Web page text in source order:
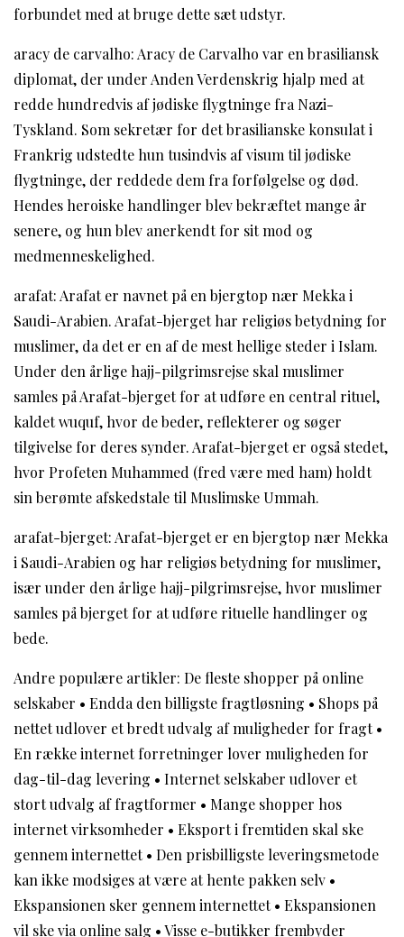
forbundet med at bruge dette sæt udstyr.
aracy de carvalho: Aracy de Carvalho var en brasiliansk
diplomat, der under Anden Verdenskrig hjalp med at
redde hundredvis af jødiske flygtninge fra Nazi-
Tyskland. Som sekretær for det brasilianske konsulat i
Frankrig udstedte hun tusindvis af visum til jødiske
flygtninge, der reddede dem fra forfølgelse og død.
Hendes heroiske handlinger blev bekræftet mange år
senere, og hun blev anerkendt for sit mod og
medmenneskelighed.
arafat: Arafat er navnet på en bjergtop nær Mekka i
Saudi-Arabien. Arafat-bjerget har religiøs betydning for
muslimer, da det er en af ​​de mest hellige steder i Islam.
Under den årlige hajj-pilgrimsrejse skal muslimer
samles på Arafat-bjerget for at udføre en central rituel,
kaldet wuquf, hvor de beder, reflekterer og søger
tilgivelse for deres synder. Arafat-bjerget er også stedet,
hvor Profeten Muhammed (fred være med ham) holdt
sin berømte afskedstale til Muslimske Ummah.
arafat-bjerget: Arafat-bjerget er en bjergtop nær Mekka
i Saudi-Arabien og har religiøs betydning for muslimer,
især under den årlige hajj-pilgrimsrejse, hvor muslimer
samles på bjerget for at udføre rituelle handlinger og
bede.
Andre populære artikler: De fleste shopper på online
selskaber • Endda den billigste fragtløsning • Shops på
nettet udlover et bredt udvalg af muligheder for fragt•
En række internet forretninger lover muligheden for
dag-til-dag levering • Internet selskaber udlover et
stort udvalg af fragtformer • Mange shopper hos
internet virksomheder • Eksport i fremtiden skal ske
gennem internettet• Den prisbilligste leveringsmetode
kan ikke modsiges at være at hente pakken selv •
Ekspansionen sker gennem internettet• Ekspansionen
vil ske via online salg •Visse e-butikker frembyder